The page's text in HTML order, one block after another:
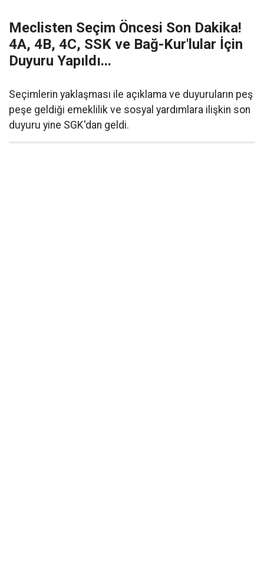
Meclisten Seçim Öncesi Son Dakika!
4A, 4B, 4C, SSK ve Bağ-Kur'lular İçin
Duyuru Yapıldı...
Seçimlerin yaklaşması ile açıklama ve duyuruların peş
peşe geldiği emeklilik ve sosyal yardımlara ilişkin son
duyuru yine SGK'dan geldi.